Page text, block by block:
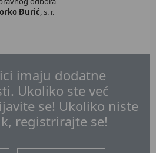
Đurić, s. r.
imaju dodatne
Ukoliko ste već
se! Ukoliko niste
registrirajte se!